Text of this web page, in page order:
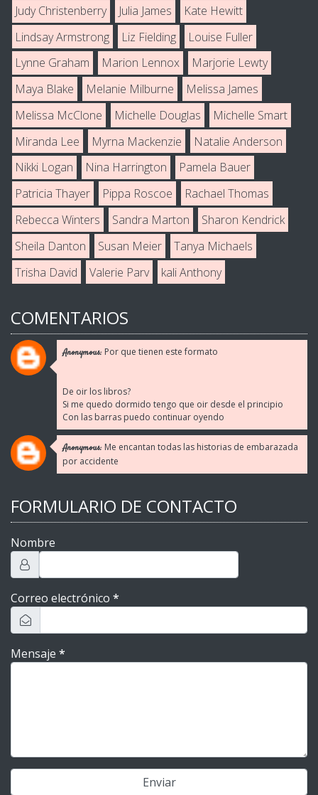
Judy Christenberry
Julia James
Kate Hewitt
Lindsay Armstrong
Liz Fielding
Louise Fuller
Lynne Graham
Marion Lennox
Marjorie Lewty
Maya Blake
Melanie Milburne
Melissa James
Melissa McClone
Michelle Douglas
Michelle Smart
Miranda Lee
Myrna Mackenzie
Natalie Anderson
Nikki Logan
Nina Harrington
Pamela Bauer
Patricia Thayer
Pippa Roscoe
Rachael Thomas
Rebecca Winters
Sandra Marton
Sharon Kendrick
Sheila Danton
Susan Meier
Tanya Michaels
Trisha David
Valerie Parv kali Anthony
COMENTARIOS
Anonymous: Por que tienen este formato
De oir los libros?
Si me quedo dormido tengo que oir desde el principio
Con las barras puedo continuar oyendo
Anonymous: Me encantan todas las historias de embarazada
por accidente
FORMULARIO DE CONTACTO
Nombre
Correo electrónico *
Mensaje *